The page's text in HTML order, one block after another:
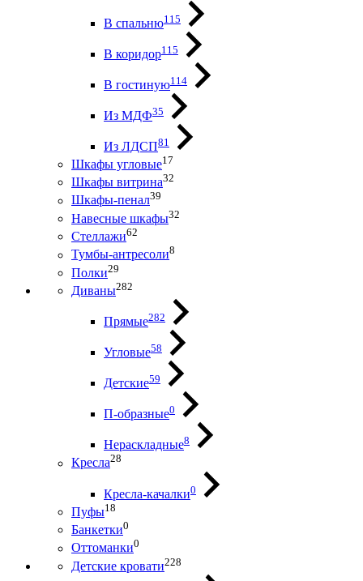
В спальню115
В коридор115
В гостиную114
Из МДФ35
Из ЛДСП81
Шкафы угловые17
Шкафы витрина32
Шкафы-пенал39
Навесные шкафы32
Стеллажи62
Тумбы-антресоли8
Полки29
Диваны282
Прямые282
Угловые58
Детские59
П-образные0
Нераскладные8
Кресла28
Кресла-качалки0
Пуфы18
Банкетки0
Оттоманки0
Детские кровати228